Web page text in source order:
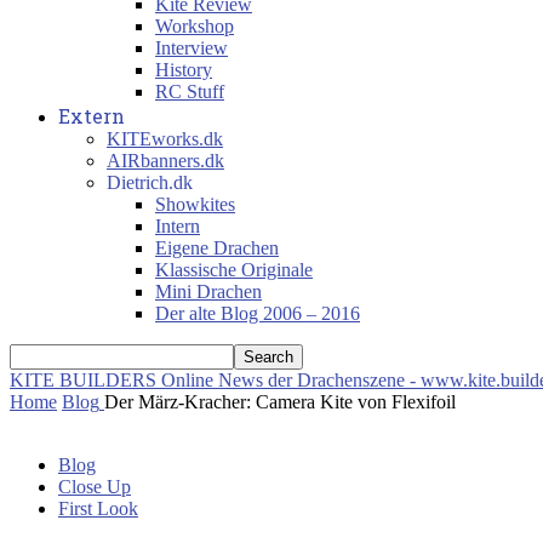
Kite Review
Workshop
Interview
History
RC Stuff
Extern
KITEworks.dk
AIRbanners.dk
Dietrich.dk
Showkites
Intern
Eigene Drachen
Klassische Originale
Mini Drachen
Der alte Blog 2006 – 2016
KITE BUILDERS Online News der Drachenszene -
Home Blog Der März-Kracher: Camera Kite von Flexifoil
Blog
Close Up
First Look